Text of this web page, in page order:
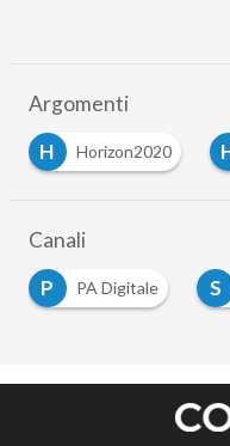
Argomenti
H
Horizon2020
Canali
P
PA Digitale S